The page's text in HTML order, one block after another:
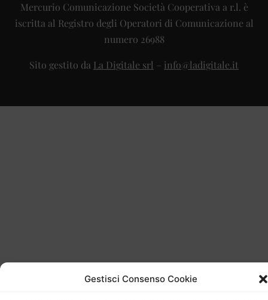
Gestisci Consenso Cookie
Mercurio Comunicazione Società Cooperativa a r.l. è
iscritta al Registro degli Operatori di Comunicazione al
numero 26988
Sito gestito da La Digitale srl – info@ladigitale.it